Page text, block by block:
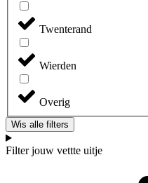
Twenterand
Wierden
Overig
Wis alle filters
Filter jouw vettte uitje